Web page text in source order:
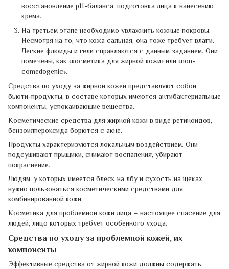
восстановление pH-баланса, подготовка лица к нанесению
крема.
На третьем этапе необходимо увлажнить кожные покровы.
Несмотря на то, что кожа сальная, она тоже требует влаги.
Легкие флюиды и гели справляются с данным заданием. Они
помечены, как «косметика для жирной кожи» или «non-
comedogenic».
Средства по уходу за жирной кожей представляют собой
бьюти-продукты, в составе которых имеются антибактериальные
компоненты, успокаивающие вещества.
Косметические средства для жирной кожи в виде ретиноидов,
бензоилпероксида борются с акне.
Продукты характеризуются локальным воздействием. Они
подсушивают прыщики, снимают воспаления, убирают
покраснение.
Людям, у которых имеется блеск на лбу и сухость на щеках,
нужно пользоваться косметическими средствами для
комбинированной кожи.
Косметика для проблемной кожи лица – настоящее спасение для
людей, лицо которых требует особенного ухода.
Средства по уходу за проблемной кожей, их
компоненты
Эффективные средства от жирной кожи должны содержать